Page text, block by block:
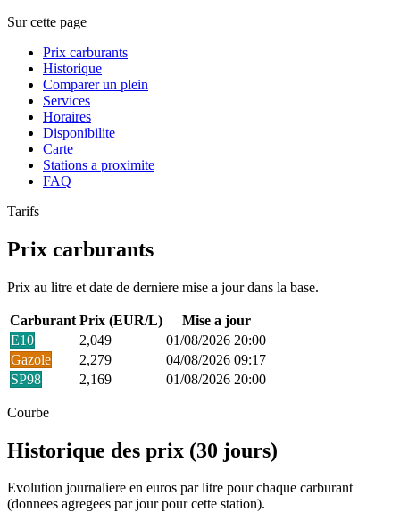
Sur cette page
Prix carburants
Historique
Comparer un plein
Services
Horaires
Disponibilite
Carte
Stations a proximite
FAQ
Tarifs
Prix carburants
Prix au litre et date de derniere mise a jour dans la base.
Carburant Prix (EUR/L)
Mise a jour
E10
2,049
01/08/2026 20:00
Gazole
2,279
04/08/2026 09:17
SP98
2,169 01/08/2026 20:00
Courbe
Historique des prix (30 jours)
Evolution journaliere en euros par litre pour chaque carburant
(donnees agregees par jour pour cette station).